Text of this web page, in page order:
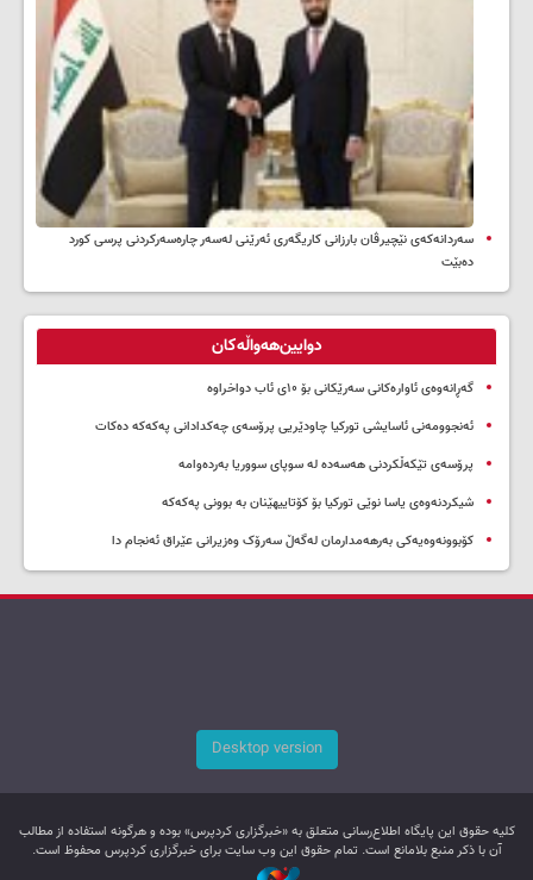
سه‌ردانه‌کەی نێچیرڤان بارزانی كاریگه‌ری ئه‌رێنی له‌سه‌ر چاره‌سه‌ركردنی پرسی كورد
ده‌بێت
دوایین‌هەواڵەکان
گەڕانەوەی ئاوارەکانی سەرێکانی بۆ ۱۰ی ئاب دواخراوە
ئەنجوومەنی ئاسایشی تورکیا چاودێریی پرۆسەی چەکدادانی پەکەکە دەکات
پرۆسەی تێکەڵکردنی هەسەدە لە سوپای سووریا بەردەوامە
شیکردنەوەی یاسا نوێی تورکیا بۆ کۆتاییهێنان بە بوونی پەکەکە
کۆبوونەوەیەکی بەرهەمدارمان لەگەڵ سەرۆک وەزیرانی عێراق ئەنجام دا
Desktop version
کليه حقوق اين پایگاه اطلاع‌رسانی متعلق به «خبرگزاری کردپرس» بوده و هرگونه استفاده از مطالب
آن با ذکر منبع بلامانع است. تمام حقوق این وب سایت برای خبرگزاری کردپرس محفوظ است.